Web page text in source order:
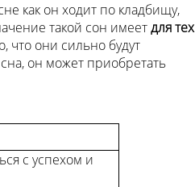
как он ходит по кладбищу,
такой сон имеетдля тех
что они сильно будут
он может приобретать
с успехом и